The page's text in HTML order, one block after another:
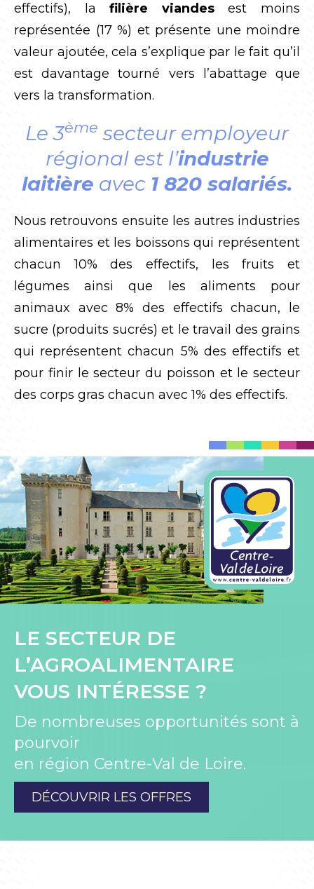
effectifs), lafilière viandesest moins
représentée (17 %) et présente une moindre
valeur ajoutée, cela s’explique par le fait qu’il
est davantage tourné vers l’abattage que
vers la transformation.
Le 3ème secteur employeur
régional est l’industrie
laitière avec 1 820 salariés.
Nous retrouvons ensuite les autres industries
alimentaires et les boissons qui représentent
chacun 10% des effectifs, les fruits et
légumes ainsi que les aliments pour
animaux avec 8% des effectifs chacun, le
sucre (produits sucrés) et le travail des grains
qui représentent chacun 5% des effectifs et
pour finir le secteur du poisson et le secteur
des corps gras chacun avec 1% des effectifs.
LE SECTEUR DE
L’AGROALIMENTAIRE
VOUS INTÉRESSE ?
De nombreuses opportunités sont à
pourvoir
en région Centre-Val de Loire.
DÉCOUVRIR LES OFFRES